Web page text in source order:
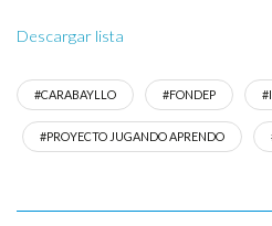
Descargar lista
#CARABAYLLO #FONDEP
#PROYECTO JUGANDO APRENDO